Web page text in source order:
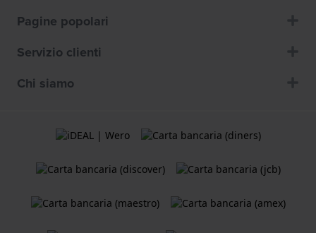
Pagine popolari
Servizio clienti
Chi siamo